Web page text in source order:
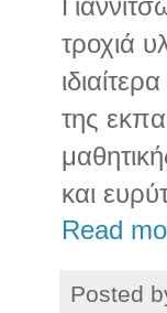
τροχιά
της
και
Read
Posted